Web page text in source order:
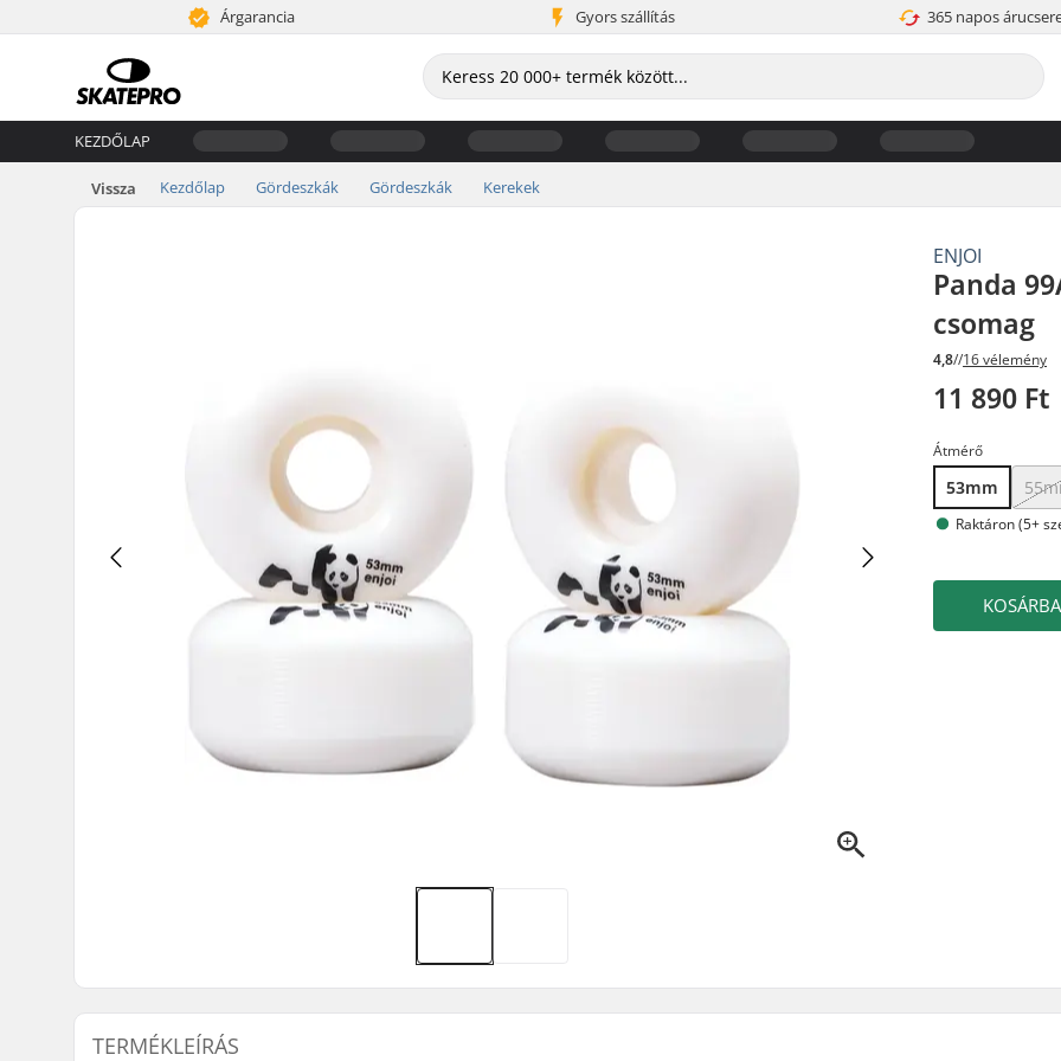
Árgarancia Gyors szállítás 365 napos
KEZDŐLAP
Vissza Kezdőlap Gördeszkák Gördeszkák Kerekek
ENJOI
Panda
csomag
4,8//16 vélemény
11 890 Ft
Átmérő
53mm
Raktáron (5+
KOSÁRBA
TERMÉKLEÍRÁS